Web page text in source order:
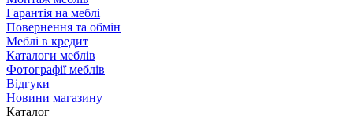
Гарантія на меблі
Повернення та обмін
Меблі в кредит
Каталоги меблів
Фотографії меблів
Відгуки
Новини магазину
Каталог